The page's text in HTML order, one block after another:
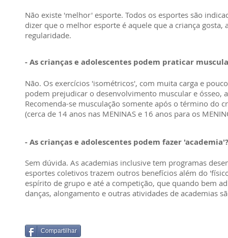
Não existe 'melhor' esporte. Todos os esportes são
dizer que o melhor esporte é aquele que a criança
regularidade.
- As crianças e adolescentes podem praticar
Não. Os exercícios 'isométricos', com muita carga e
podem prejudicar o desenvolvimento muscular e
Recomenda-se musculação somente após o término do
(cerca de 14 anos nas MENINAS e 16 anos para os
- As crianças e adolescentes podem fazer 'academia'?
Sem dúvida. As academias inclusive tem programas
esportes coletivos trazem outros benefícios além do
espírito de grupo e até a competição, que quando bem
danças, alongamento e outras atividades de academias
Compartilhar